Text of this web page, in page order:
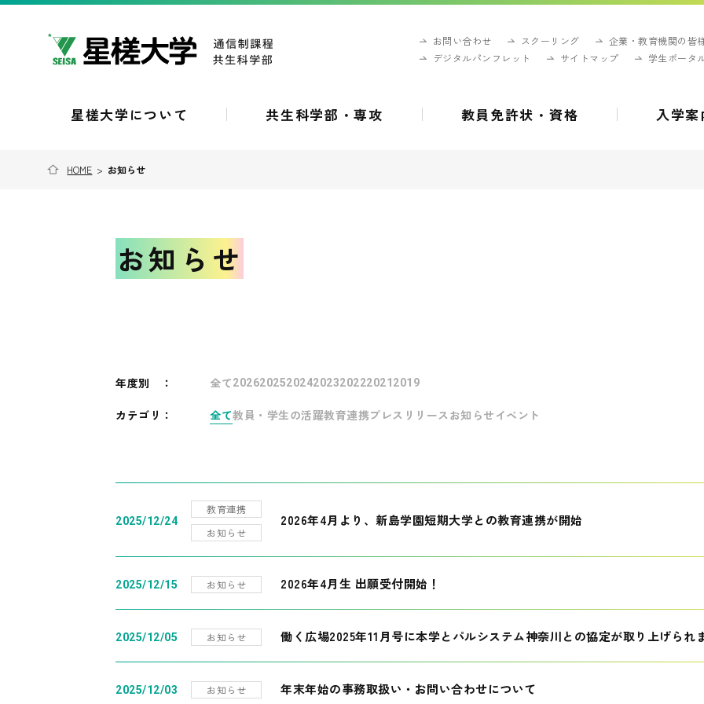
お問い合わせ スクーリング
企業・教育機関の皆
デジタルパンフレット
サイトマップ 学生ポータ
星槎大学について 共生科学部・専攻 教員免許状・資格 入学案
HOME > お知らせ
お知らせ
年度別 ： 全て202620252024202320222021 2019
カテゴリ： 全て教員・学生の活躍教育連携プレスリリース お知らせ イベント
2025/12/24
教育連携
お知らせ
2026年4月より、新島学園短期大学との教育連携が開始
2025/12/15 お知らせ 2026年4月生 出願受付開始！
2025/12/05 お知らせ 働く広場2025年11月号に本学とパルシステム神奈川との協定が取り上げられ
2025/12/03 お知らせ 年末年始の事務取扱い・お問い合わせについて